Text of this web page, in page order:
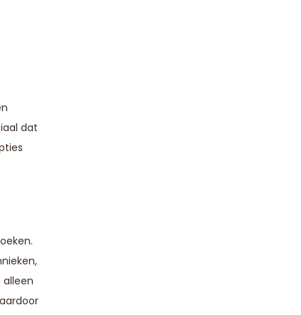
dat
alleen